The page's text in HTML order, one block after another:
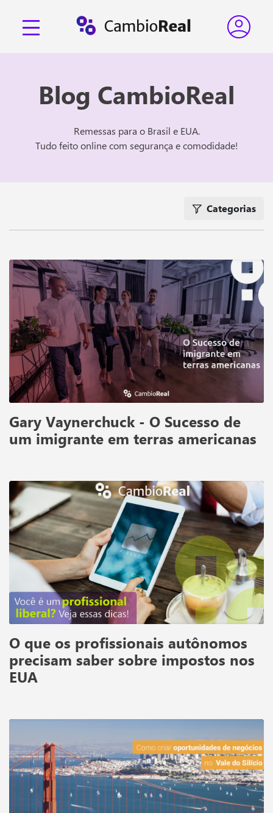
Blog CambioReal
Remessas para o Brasil e EUA.
Tudo feito online com segurança e comodidade!
Categorias
Gary Vaynerchuck - O Sucesso de
um imigrante em terras americanas
O que os profissionais autônomos
precisam saber sobre impostos nos
EUA